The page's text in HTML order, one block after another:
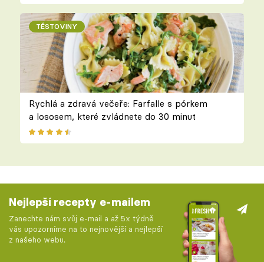
TĚSTOVINY
Rychlá a zdravá večeře: Farfalle s pórkem
a lososem, které zvládnete do 30 minut
Nejlepší recepty e-mailem
Zanechte nám svůj e-mail a až 5x týdně
vás upozorníme na to nejnovější a nejlepší
z našeho webu.